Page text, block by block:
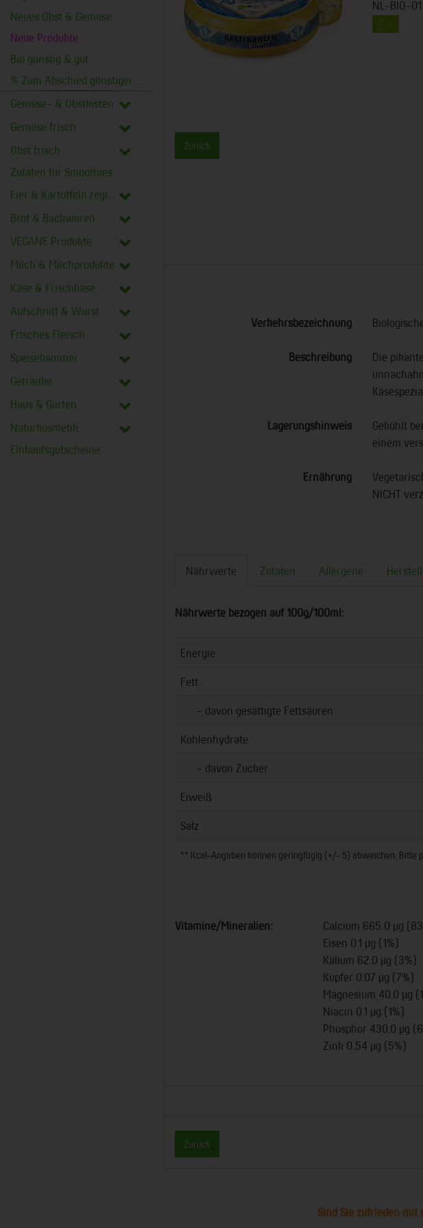
Neues Obst & Gemüse
Neue Produkte
Bio günstig & gut
Gemüse- & Obstkisten
Gemüse frisch
Obst frisch
Zutaten für Smoothies
Eier & Kartoffeln regional
Brot & Backwaren
VEGANE Produkte
Milch & Milchprodukte
Käse & Frischkäse
Aufschnitt & Wurst
Frisches Fleisch
Speisekammer
Getränke
Haus & Garten
Naturkosmetik
Einkaufsgutscheine
NL-BIO-01
Zurück
Verkehrsbezeichnung
Beschreibung
Die
Lagerungshinweis
Gekühlt
einem
Ernährung
NICHT
Nährwerte Zutaten Allergene
Nährwerte bezogen auf 100g/100ml:
Energie
Fett
- davon gesättigte Fettsäuren
Kohlenhydrate
- davon Zucker
Eiweiß
Salz
** Kcal-Angaben können geringfügig (+/- 5) abweichen. Bitte
Vitamine/Mineralien:
Calcium 665.0 µg
Eisen 0.1 µg (1%)
Kalium 62.0 µg (3%)
Kupfer 0.07 µg (7%)
Magnesium 40.0 µg
Niacin 0.1 µg (1%)
Phosphor 430.0 µg
Zink 0.54 µg (5%)
Zurück
Sind Sie zufrieden